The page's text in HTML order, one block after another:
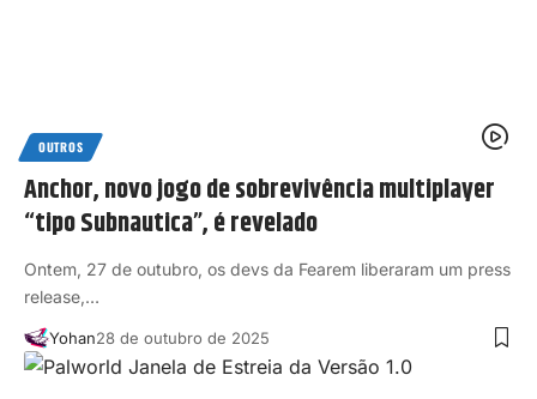
OUTROS
Anchor, novo jogo de sobrevivência multiplayer
“tipo Subnautica”, é revelado
Ontem, 27 de outubro, os devs da Fearem liberaram um press
release,…
Yohan28 de outubro de 2025